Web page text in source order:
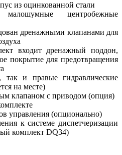
из оцинкованной стали
малошумные центробежные
дренажными клапанами для
входит дренажный поддон,
покрытие для предотвращения
и правые гидравлические
на месте)
клапаном с приводом (опция)
управления (опционально)
к системе диспетчеризации
комплект DQ34)